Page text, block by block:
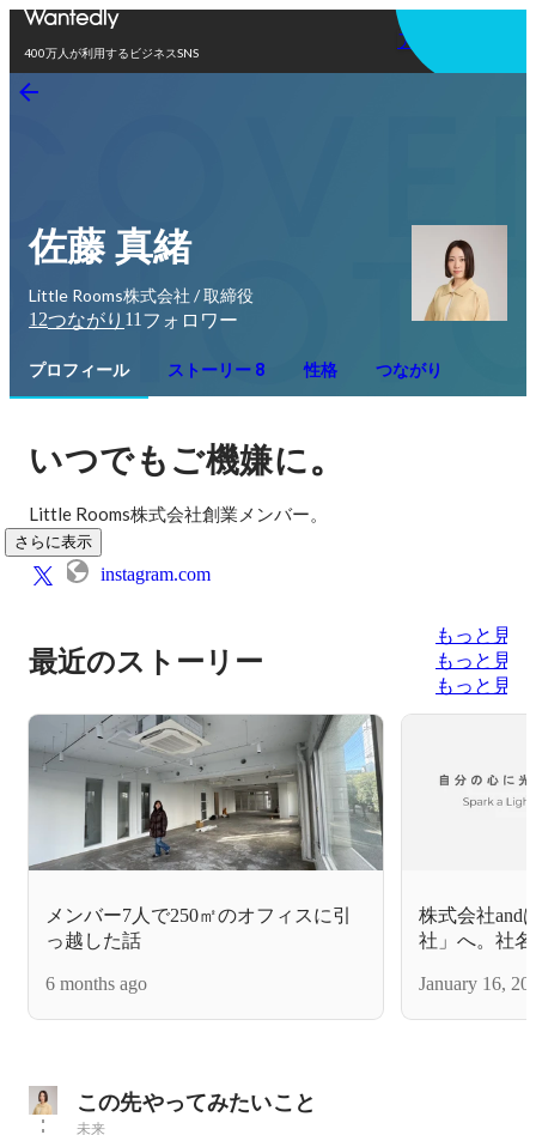
400万人が利用するビジネスSNS
アプリを使う
佐藤 真緒
Little Rooms株式会社 / 取締役
12つながり 11 フォロワー
プロフィール ストーリー 8 性格 つながり
いつでもご機嫌に。
Little Rooms株式会社創業メンバー。
さらに表示
instagram.com
最近のストーリー
もっと見る
もっと見る
もっと見る
メンバー7人で250㎡のオフィスに引
っ越した話
6 months ago
株式会社and
社」へ。社
た。
January 16,
この先やってみたいこと
未来